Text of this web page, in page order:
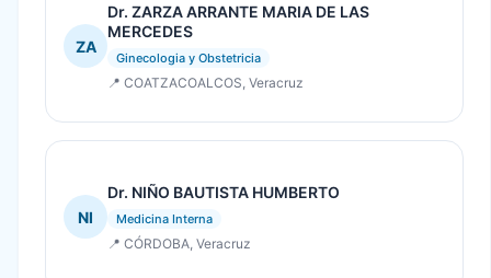
ZA
Dr. ZARZA ARRANTE MARIA DE LAS
MERCEDES
Ginecologia y Obstetricia
📍 COATZACOALCOS, Veracruz
NI
Dr. NIÑO BAUTISTA HUMBERTO
Medicina Interna
📍 CÓRDOBA, Veracruz